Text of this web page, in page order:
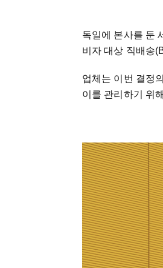
독일에 본사를 둔
비자 대상 직배송
업체는 이번 결정
이를 관리하기 위